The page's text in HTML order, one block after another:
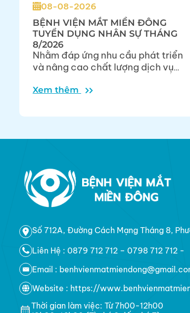
08-08-2026
BỆNH VIỆN MẮT MIỀN ĐÔNG
TUYỂN DỤNG NHÂN SỰ THÁNG
8/2026
Nhằm đáp ứng nhu cầu phát triển
và nâng cao chất lượng dịch vụ
Miền Đông thông báo tuyển dụng
Xem thêm
Số 712A, Đường Cách Mạng Tháng 8,
Liên Hệ : 0879 712 712 – 0798 712 712 -
Email :
Website : https://
Thời gian làm việc: Từ 7h00-12h00